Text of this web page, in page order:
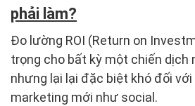
phải làm?
Đo lường ROI (Return on
trọng cho bất kỳ một chiến dịch
nhưng lại lại đặc biệt khó đối
marketing mới như social.